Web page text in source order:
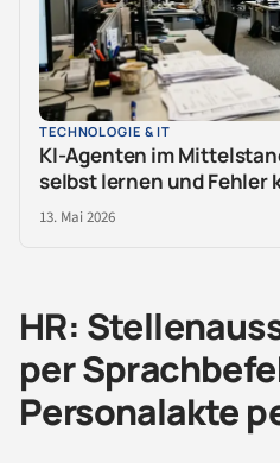
TECHNOLOGIE & IT
KI-Agenten im
selbst lernen und Fehler
13. Mai 2026
HR:
per
Personalakte